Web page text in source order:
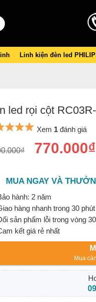
Linh kiện đèn led
led rọi cột
Xem 1 đánh giá
770.000₫
MUA NGAY VÀ
hành: 2 năm
hàng nhanh trong 30
sản phẩm lỗi trong vòng
kết giá rẻ nhất
Mua